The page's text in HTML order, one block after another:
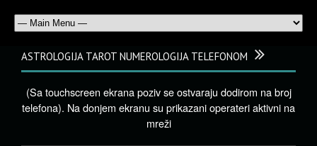
ASTROLOGIJA TAROT NUMEROLOGIJA TELEFONOM
(Sa touchscreen ekrana poziv se ostvaraju dodirom na broj
telefona). Na donjem ekranu su prikazani operateri aktivni na
mreži